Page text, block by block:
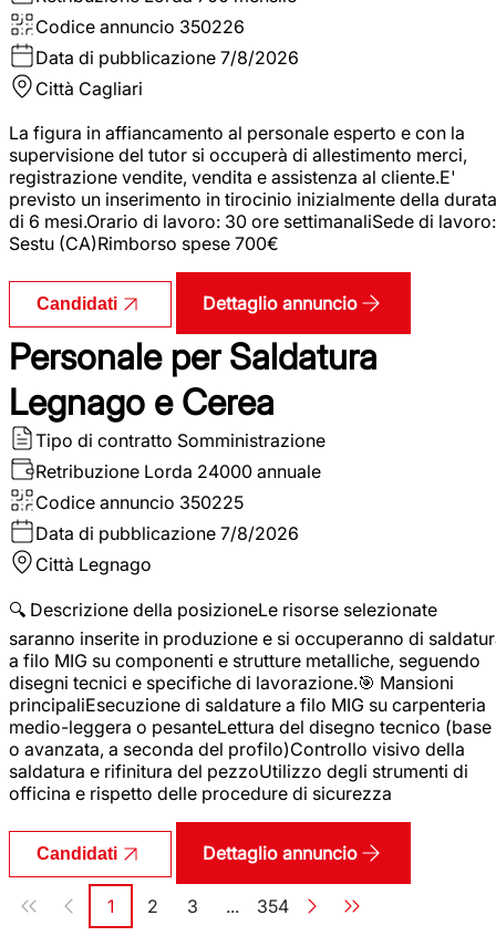
Codice annuncio 350226
Data di pubblicazione 7/8/2026
Città Cagliari
La figura in affiancamento al personale esperto e con la
supervisione del tutor si occuperà di allestimento merci,
registrazione vendite, vendita e assistenza al cliente.E'
previsto un inserimento in tirocinio inizialmente della durata
di 6 mesi.Orario di lavoro: 30 ore settimanaliSede di lavoro:
Sestu (CA)Rimborso spese 700€
Candidati Dettaglio annuncio
Personale per Saldatura
Legnago e Cerea
Tipo di contratto Somministrazione
Retribuzione Lorda 24000 annuale
Codice annuncio 350225
Data di pubblicazione 7/8/2026
Città Legnago
🔍 Descrizione della posizioneLe risorse selezionate
saranno inserite in produzione e si occuperanno di
a filo MIG su componenti e strutture metalliche, seguendo
disegni tecnici e specifiche di lavorazione.🎯 Mansioni
principaliEsecuzione di saldature a filo MIG su carpenteria
medio-leggera o pesanteLettura del disegno tecnico (base
o avanzata, a seconda del profilo)Controllo visivo della
saldatura e rifinitura del pezzoUtilizzo degli strumenti di
officina e rispetto delle procedure di sicurezza
Candidati Dettaglio annuncio
Paginazione
Pagina
1 Pagina
2 Pagina
3 ... Pagina
354